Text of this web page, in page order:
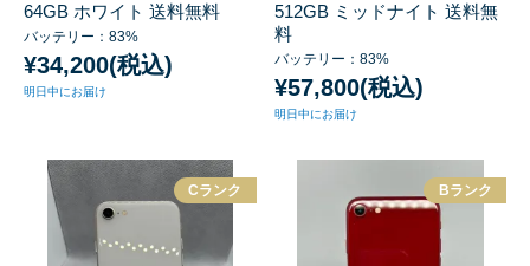
64GB ホワイト 送料無料
バッテリー：83%
¥34,200(税込)
明日中にお届け
512GB ミッドナイト 送料無
料
バッテリー：83%
¥57,800(税込)
明日中にお届け
Cランク Bランク